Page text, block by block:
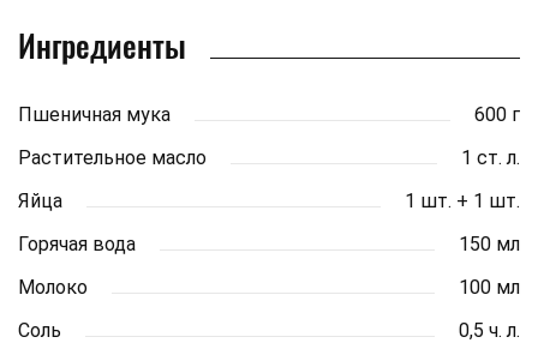
Ингредиенты
Пшеничная мука
600 г
Растительное масло
1 ст. л.
Яйца
1 шт. + 1 шт.
Горячая вода
150 мл
Молоко
100 мл
Соль
0,5 ч. л.